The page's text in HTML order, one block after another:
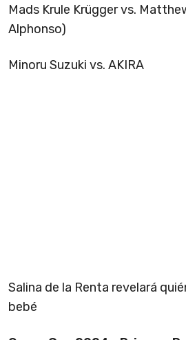
Mads Krule Krügger vs.
Alphonso)
Minoru Suzuki vs. AKIRA
Salina de la Renta revelará
bebé